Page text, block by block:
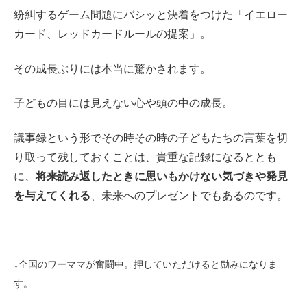
紛糾するゲーム問題にバシッと決着をつけた「イエロー
カード、レッドカードルールの提案」。
その成長ぶりには本当に驚かされます。
子どもの目には見えない心や頭の中の成長。
議事録という形でその時その時の子どもたちの言葉を切
り取って残しておくことは、貴重な記録になるととも
に、将来読み返したときに思いもかけない気づきや発見
を与えてくれる 、未来へのプレゼントでもあるのです。
↓全国のワーママが奮闘中。押していただけると励みになりま
す。